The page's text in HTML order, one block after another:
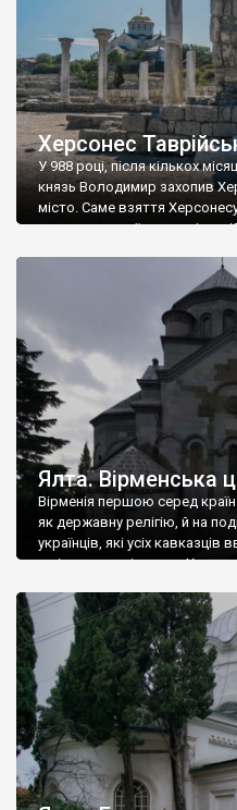
Херсонес
У 988 році, після кількох
князь Володимир захопив
місто. Саме взяття
диктувати свої умови
Херсонесі Володимир-
А потім було Хрещення Русі.
Ялта. Вірменська
Вірменія першою серед
як державну релігію, й на
українців, які усіх
є відданими вірянами Христа